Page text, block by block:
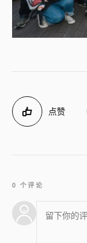
点赞
0 个评论